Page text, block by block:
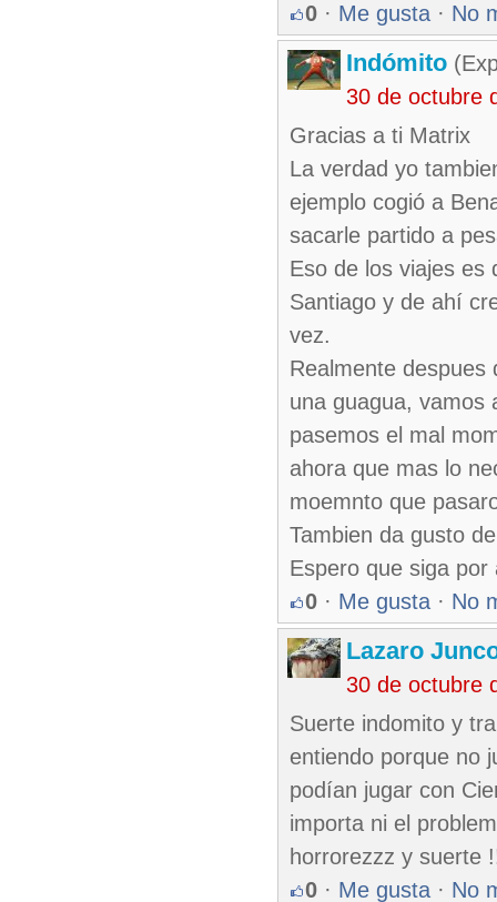
0 · Me gusta · No
Indómito
30 de octubre
Gracias a ti Matrix
La verdad yo
ejemplo cogió a
sacarle partido a
Eso de los viajes es
Santiago y de ahí
vez.
Realmente despues
una guagua, vamos
pasemos el mal
ahora que mas lo
moemnto que
Tambien da gusto
Espero que siga por
0 · Me gusta · No
Lazaro
30 de octubre
Suerte indomito y
entiendo porque no
podían jugar con
importa ni el
horrorezzz y suerte
0 · Me gusta · No